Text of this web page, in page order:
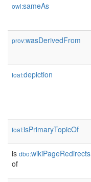
owl:sameAs
prov:wasDerivedFrom
foaf:depiction
foaf:isPrimaryTopicOf
is dbo:wikiPageRedirects
of